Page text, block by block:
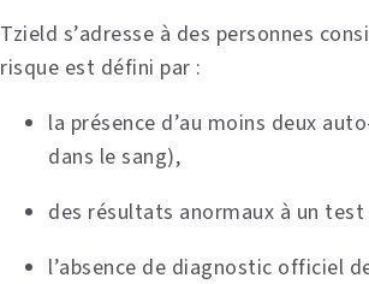
Tzield s’adresse à des personnes
risque est défini par :
la présence d’au moins deux
dans le sang),
des résultats anormaux à un
l’absence de diagnostic officiel